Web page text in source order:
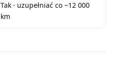
Tak · uzupełniać co ~12 000
km